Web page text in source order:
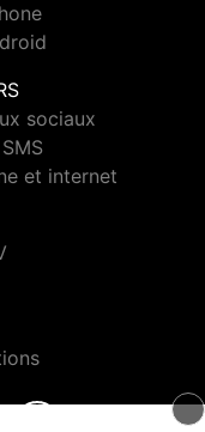
sociaux
et internet